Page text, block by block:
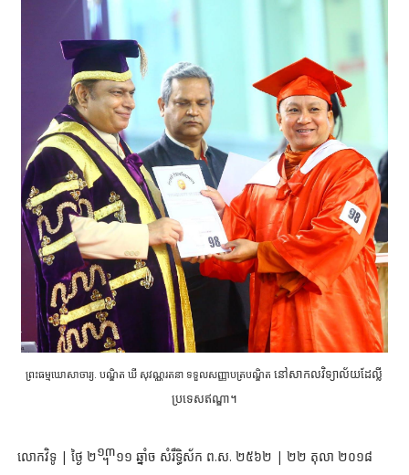
ព្រះធម្មឃោសាចារ្យ. បណ្ឌិត ឃី សុវណ្ណរតនា ទទួលសញ្ញាបត្របណ្ឌិតនៅសាកលវិទ្យាល័យដែល្លី
ប្រទេសឥណ្ឌា។
លោកវិទូ | ថ្ងៃ ២᧭១១ ឆ្នាំច សំរឹទ្ធិស័ក ព.ស. ២៥៦២ | ២២ តុលា ២០១៨